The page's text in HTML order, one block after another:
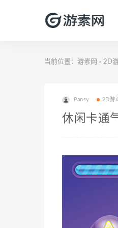
当前位置： 游素网 > 2D
Pansy 2D游
休闲卡通